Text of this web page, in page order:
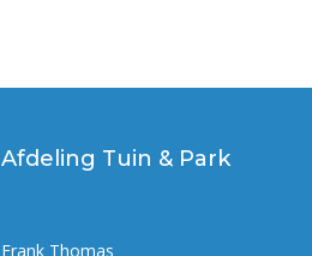
Afdeling Tuin & Park
Frank Thomas